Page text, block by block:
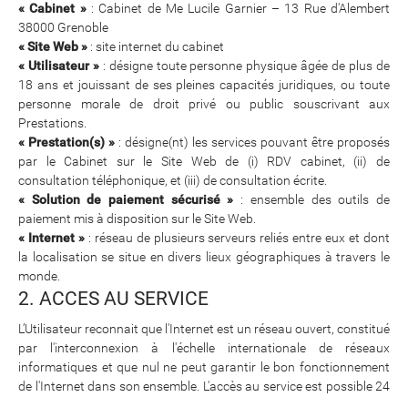
« Cabinet »: Cabinet de Me Lucile Garnier – 13 Rue d'Alembert
38000 Grenoble
« Site Web » : site internet du cabinet
« Utilisateur »: désigne toute personne physique âgée de plus de
18 ans et jouissant de ses pleines capacités juridiques, ou toute
personne morale de droit privé ou public souscrivant aux
Prestations.
« Prestation(s) » : désigne(nt) les services pouvant être proposés
par le Cabinet sur le Site Web de (i) RDV cabinet, (ii) de
consultation téléphonique, et (iii) de consultation écrite.
« Solution de paiement sécurisé » : ensemble des outils de
paiement mis à disposition sur le Site Web.
« Internet »: réseau de plusieurs serveurs reliés entre eux et dont
la localisation se situe en divers lieux géographiques à travers le
monde.
2. ACCES AU SERVICE
L’Utilisateur reconnait que l'Internet est un réseau ouvert, constitué
par l'interconnexion à l'échelle internationale de réseaux
informatiques et que nul ne peut garantir le bon fonctionnement
de l'Internet dans son ensemble. L'accès au service est possible 24